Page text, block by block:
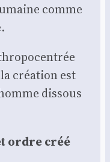
comme
créa­tion est
dis­sous
ordre créé